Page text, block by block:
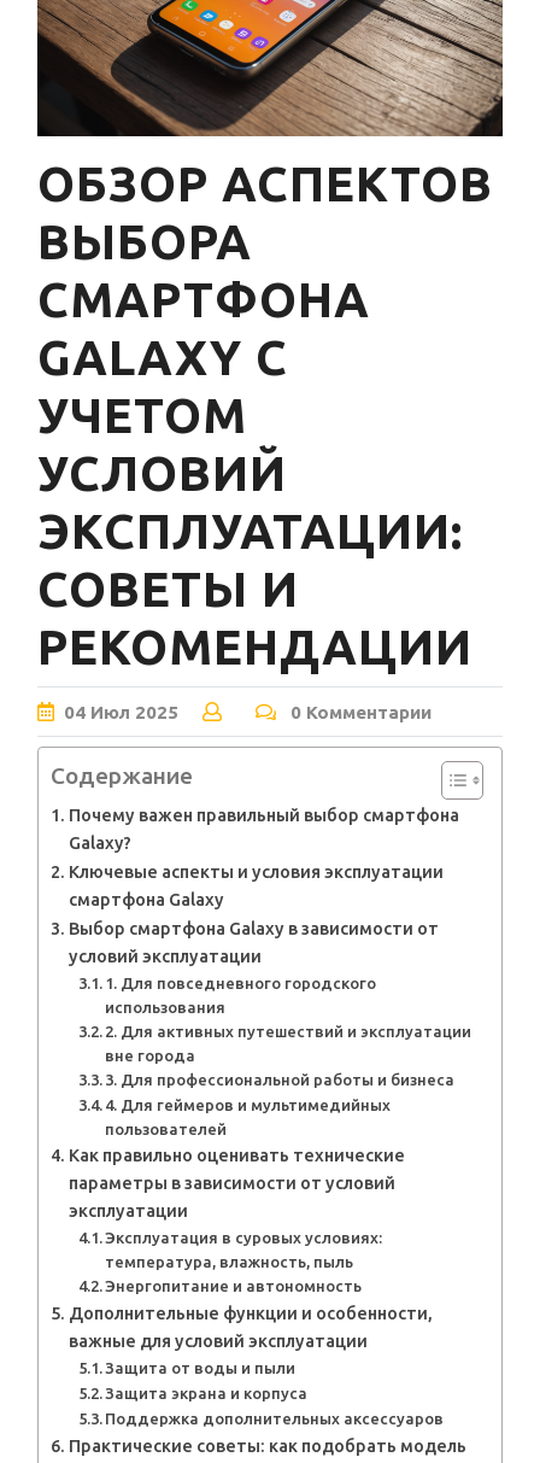
ОБЗОР АСПЕКТОВ
ВЫБОРА
СМАРТФОНА
GALAXY С
УЧЕТОМ
УСЛОВИЙ
ЭКСПЛУАТАЦИИ:
СОВЕТЫ И
РЕКОМЕНДАЦИИ
04 Июл 2025 0 Комментарии
Содержание
Почему важен правильный выбор смартфона
Galaxy?
Ключевые аспекты и условия эксплуатации
смартфона Galaxy
Выбор смартфона Galaxy в зависимости от
условий эксплуатации
1. Для повседневного городского
использования
2. Для активных путешествий и эксплуатации
вне города
3. Для профессиональной работы и бизнеса
4. Для геймеров и мультимедийных
пользователей
Как правильно оценивать технические
параметры в зависимости от условий
эксплуатации
Эксплуатация в суровых условиях:
температура, влажность, пыль
Энергопитание и автономность
Дополнительные функции и особенности,
важные для условий эксплуатации
Защита от воды и пыли
Защита экрана и корпуса
Поддержка дополнительных аксессуаров
Практические советы: как подобрать модель